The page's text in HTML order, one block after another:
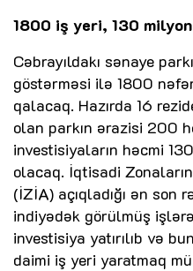
1800 iş yeri, 130
Cəbrayıldakı sənaye
göstərməsi ilə 1800
qalacaq. Hazırda 16
olan parkın ərazisi 200
investisiyaların həcmi
olacaq. İqtisadi
(İZİA) açıqladığı ən son
indiyədək görülmüş
investisiya yatırılıb və
daimi iş yeri yaratmaq